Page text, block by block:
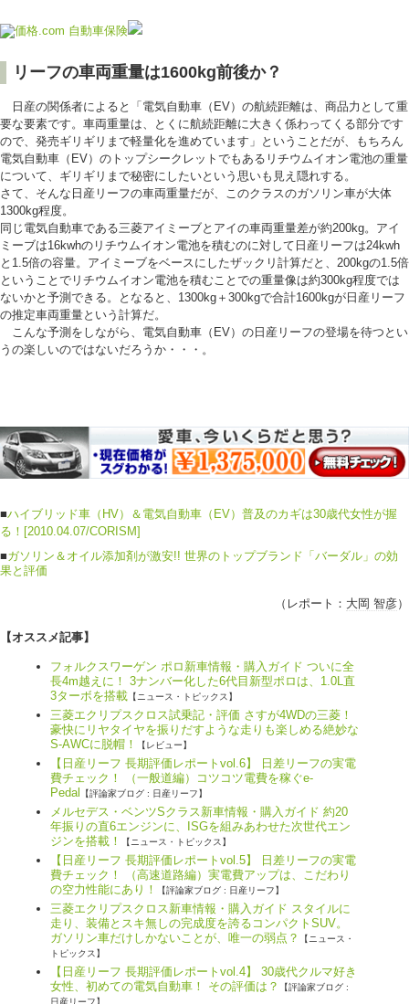
リーフの車両重量は1600kg前後か？
日産の関係者によると「電気自動車（EV）の航続距離は、商品力として重
要な要素です。車両重量は、とくに航続距離に大きく係わってくる部分です
ので、発売ギリギリまで軽量化を進めています」ということだが、もちろん
電気自動車（EV）のトップシークレットでもあるリチウムイオン電池の重量
について、ギリギリまで秘密にしたいという思いも見え隠れする。
さて、そんな日産リーフの車両重量だが、このクラスのガソリン車が大体
1300kg程度。
同じ電気自動車である三菱アイミーブとアイの車両重量差が約200kg。アイ
ミーブは16kwhのリチウムイオン電池を積むのに対して日産リーフは24kwh
と1.5倍の容量。アイミーブをベースにしたザックリ計算だと、200kgの1.5倍
ということでリチウムイオン電池を積むことでの重量像は約300kg程度では
ないかと予測できる。となると、1300kg＋300kgで合計1600kgが日産リーフ
の推定車両重量という計算だ。
こんな予測をしながら、電気自動車（EV）の日産リーフの登場を待つとい
うの楽しいのではないだろうか・・・。
■ハイブリッド車（HV）＆電気自動車（EV）普及のカギは30歳代女性が握
る！[2010.04.07/CORISM]
■ガソリン＆オイル添加剤が激安!! 世界のトップブランド「バーダル」の効
果と評価
（レポート： 大岡 智彦）
【オススメ記事】
フォルクスワーゲン ポロ新車情報・購入ガイド ついに全
長4m越えに！ 3ナンバー化した6代目新型ポロは、1.0L直
3ターボを搭載 【ニュース・トピックス】
三菱エクリプスクロス試乗記・評価 さすが4WDの三菱！
豪快にリヤタイヤを振りだすような走りも楽しめる絶妙な
S-AWCに脱帽！
【レビュー】
【日産リーフ 長期評価レポートvol.6】 日差リーフの実電
費チェック！ （一般道編）コツコツ電費を稼ぐe-
Pedal
【評論家ブログ : 日産リーフ】
メルセデス・ベンツSクラス新車情報・購入ガイド 約20
年振りの直6エンジンに、ISGを組みあわせた次世代エン
ジンを搭載！
【ニュース・トピックス】
【日産リーフ 長期評価レポートvol.5】 日差リーフの実電
費チェック！ （高速道路編）実電費アップは、こだわり
の空力性能にあり！
【評論家ブログ : 日産リーフ】
三菱エクリプスクロス新車情報・購入ガイド スタイルに
走り、装備とスキ無しの完成度を誇るコンパクトSUV。
ガソリン車だけしかないことが、唯一の弱点？
【ニュース・
トピックス】
【日産リーフ 長期評価レポートvol.4】 30歳代クルマ好き
女性、初めての電気自動車！ その評価は？
【評論家ブログ :
日産リーフ】